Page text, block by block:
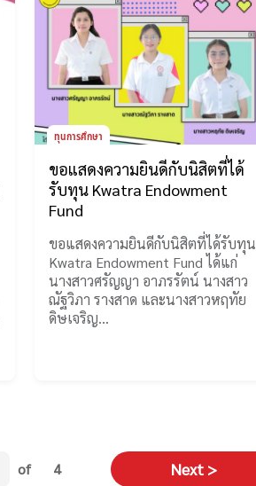
ทุนการศึกษา
ขอแสดงความยินดีกับนิสิตที่ได้
รับทุน Kwatra Endowment
Fund
ขอแสดงความยินดีกับนิสิตที่ได้รับทุน
Kwatra Endowment Fund ได้แก่
นางสาวศรัญญา อาภรรัตน์ นางสาว
ณัฐวิภา รางสาด และนางสาวหฤทัย
ดิษเจริญ…
Next
Next >
of 4